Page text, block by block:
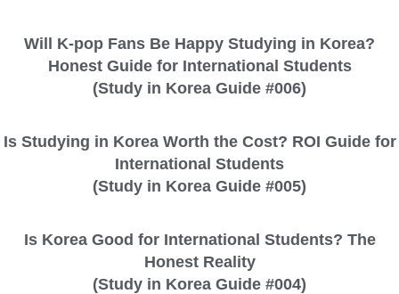
Will K-pop Fans Be Happy Studying in Korea?
Honest Guide for International Students
(Study in Korea Guide #006)
Is Studying in Korea Worth the Cost? ROI Guide for
International Students
(Study in Korea Guide #005)
Is Korea Good for International Students? The
Honest Reality
(Study in Korea Guide #004)